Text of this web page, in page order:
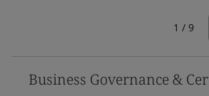
1 / 9
Business Governance &